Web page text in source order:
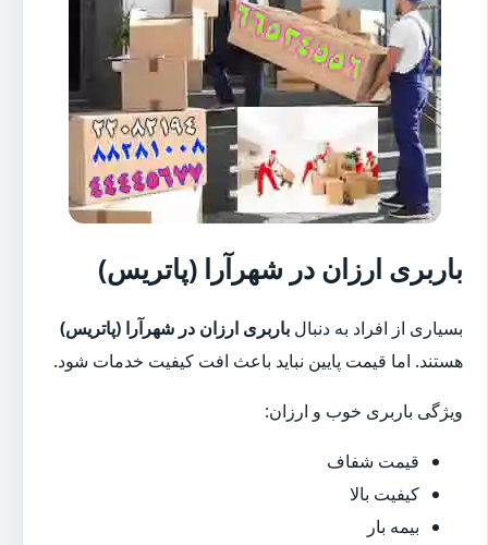
باربری ارزان در شهرآرا (پاتریس)
بسیاری از افراد به دنبال باربری ارزان در شهرآرا (پاتریس)
هستند. اما قیمت پایین نباید باعث افت کیفیت خدمات شود.
ویژگی باربری خوب و ارزان:
قیمت شفاف
کیفیت بالا
بیمه بار